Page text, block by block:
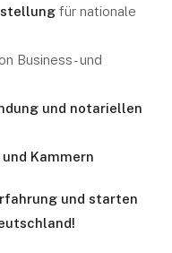
für nationale
Business- und
und notariellen
Kammern
und starten